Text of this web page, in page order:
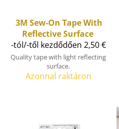
3M Sew-On Tape With
Reflective Surface
-tól/-től kezdődően 2,50 €
Quality tape with light reflecting
surface.
Azonnal raktáron